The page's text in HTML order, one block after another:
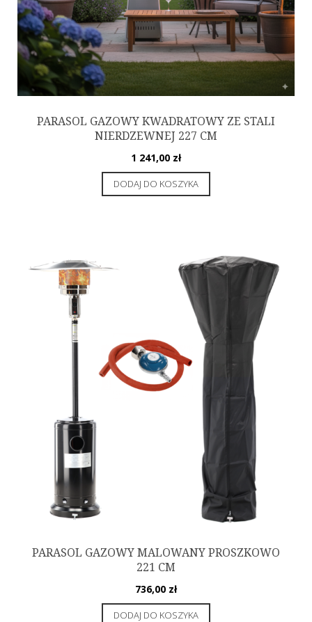
PARASOL GAZOWY KWADRATOWY ZE STALI
NIERDZEWNEJ 227 CM
1 241,00 zł
DODAJ DO KOSZYKA
PARASOL GAZOWY MALOWANY PROSZKOWO
221 CM
736,00 zł
DODAJ DO KOSZYKA